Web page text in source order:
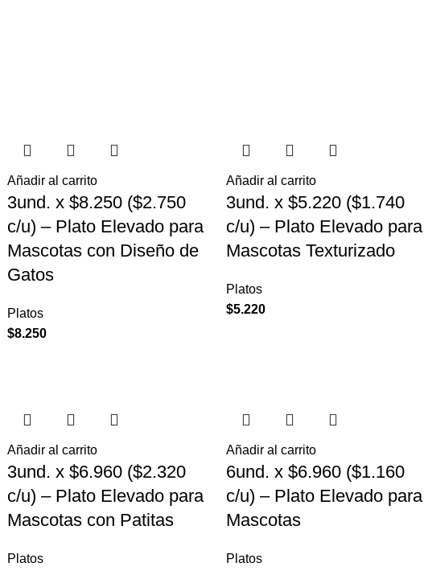
Añadir al carrito
3und. x $8.250 ($2.750
c/u) – Plato Elevado para
Mascotas con Diseño de
Gatos
Platos
$8.250
Añadir al carrito
3und. x $5.220 ($1.740
c/u) – Plato Elevado para
Mascotas Texturizado
Platos
$5.220
Añadir al carrito
3und. x $6.960 ($2.320
c/u) – Plato Elevado para
Mascotas con Patitas
Platos
Añadir al carrito
6und. x $6.960 ($1.160
c/u) – Plato Elevado para
Mascotas
Platos